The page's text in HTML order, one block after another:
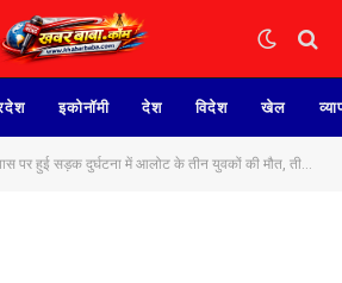
इकोनॉमी देश विदेश खेल
दुर्घटना में आलोट के तीन युवकों की मौत, तीन गंभीर घायल, कार से सांवरियाजी दर्शन करने जा रहे थे युवक